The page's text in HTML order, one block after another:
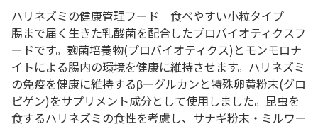
ハリネズミの健康管理フード 食べやすい小粒タイプ
腸まで届く生きた乳酸菌を配合したプロバイオティクスフ
ードです。麹菌培養物(プロバイオティクス)とモンモロナ
イトによる腸内の環境を健康に維持させます。ハリネズミ
の免疫を健康に維持するβーグルカンと特殊卵黄粉末(グロ
ビゲン)をサプリメント成分として使用しました。昆虫を
食するハリネズミの食性を考慮し、サナギ粉末・ミルワー